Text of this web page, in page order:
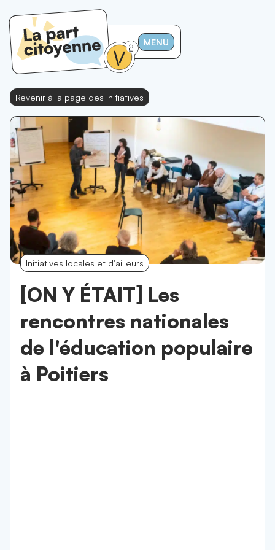
MENU
Revenir à la page des initiatives
Initiatives locales et d'ailleurs
[ON Y ÉTAIT] Les
rencontres nationales
de l'éducation populaire
à Poitiers